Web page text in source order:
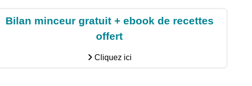
Bilan minceur gratuit + ebook de recettes
offert
Cliquez ici